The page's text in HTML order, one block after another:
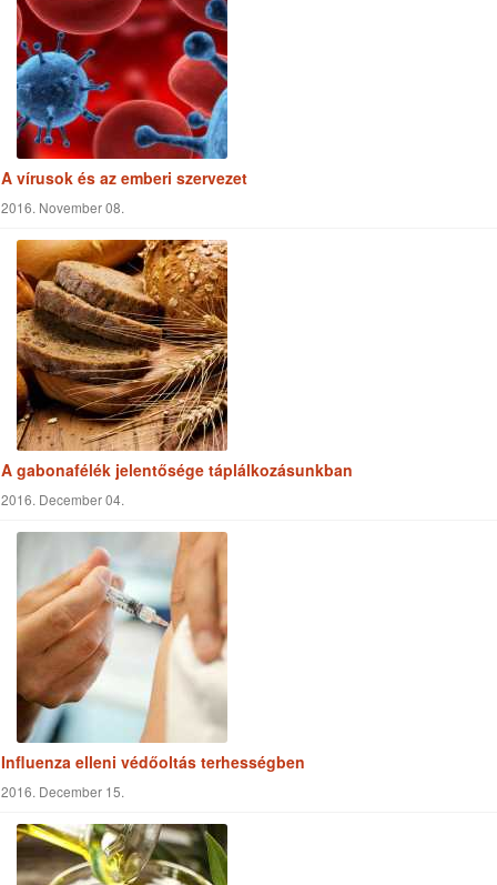
A vírusok és az emberi szervezet
2016. November 08.
A gabonafélék jelentősége táplálkozásunkban
2016. December 04.
Influenza elleni védőoltás terhességben
2016. December 15.